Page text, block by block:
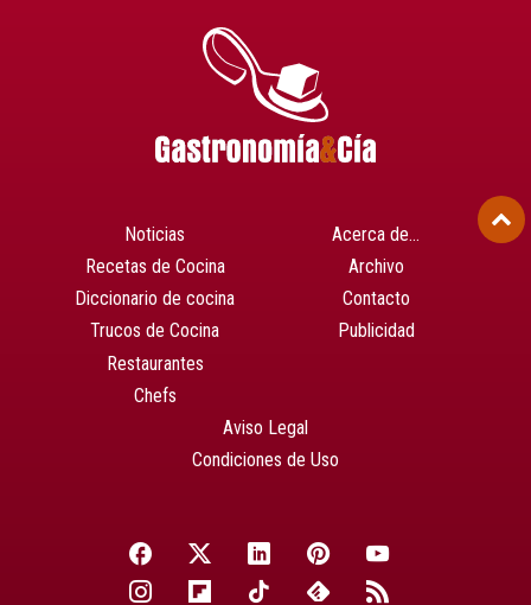
Noticias
Recetas de Cocina
Diccionario de cocina
Trucos de Cocina
Restaurantes
Chefs
Acerca de…
Archivo
Contacto
Publicidad
Aviso Legal
Condiciones de Uso